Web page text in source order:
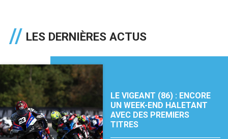
LES DERNIÈRES ACTUS
LE VIGEANT (86) : ENCORE
UN WEEK-END HALETANT
AVEC DES PREMIERS
TITRES